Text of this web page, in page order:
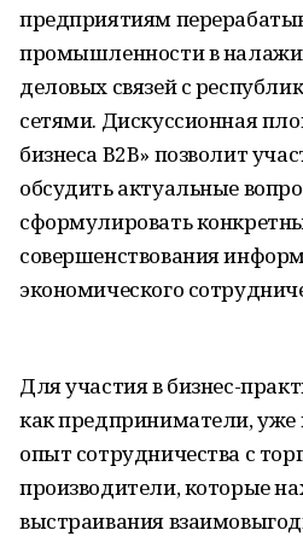
предприятиям
промышленности в
деловых связей с
сетями. Дискуссионная
бизнеса В2В» позволит
обсудить актуальные
сформулировать
совершенствования
экономического
Для участия в бизнес-
как предприниматели,
опыт сотрудничества с
производители, которые
выстраивания